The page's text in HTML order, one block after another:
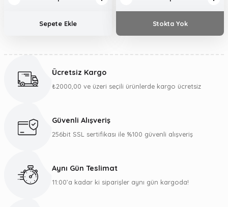
Sepete Ekle Stokta Yok
Ücretsiz Kargo
₺2000,00 ve üzeri seçili ürünlerde kargo ücretsiz
Güvenli Alışveriş
256bit SSL sertifikası ile %100 güvenli alışveriş
Aynı Gün Teslimat
11:00’a kadar ki siparişler aynı gün kargoda!